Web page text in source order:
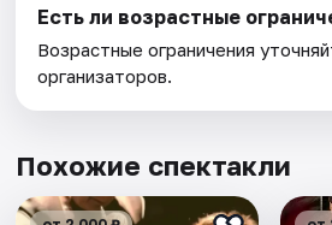
Есть ли возрастные
Возрастные ограничения
организаторов.
Похожие спектакли